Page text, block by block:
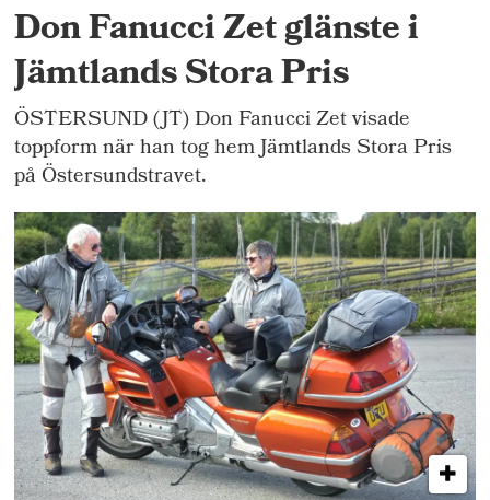
Don Fanucci Zet glänste i
Jämtlands Stora Pris
ÖSTERSUND (JT) Don Fanucci Zet visade
toppform när han tog hem Jämtlands Stora Pris
på Östersundstravet.